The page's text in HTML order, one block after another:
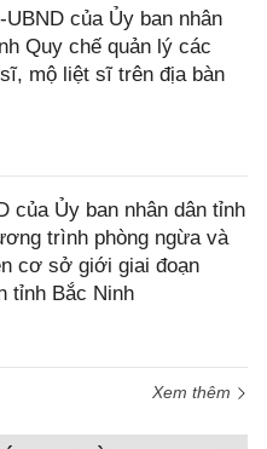
của Ủy ban nhân
Quy chế quản lý các
mộ liệt sĩ trên địa bàn
của Ủy ban nhân dân tỉnh
trình phòng ngừa và
cơ sở giới giai đoạn
tỉnh Bắc Ninh
Xem thêm